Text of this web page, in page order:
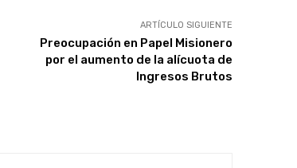
ARTÍCULO SIGUIENTE
Preocupación en Papel Misionero
por el aumento de la alícuota de
Ingresos Brutos